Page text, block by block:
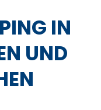
IN
UND